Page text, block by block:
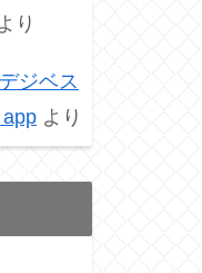
り
ジベス
より